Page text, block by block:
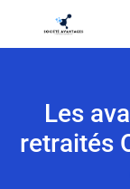
Les
retraités